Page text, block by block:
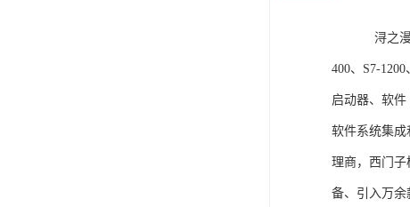
浔之漫智控
400、S7-
启动器、软
软件系统集
理商，西门子
备、引入万余